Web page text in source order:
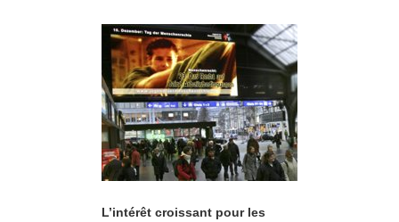
L’intérêt croissant pour les